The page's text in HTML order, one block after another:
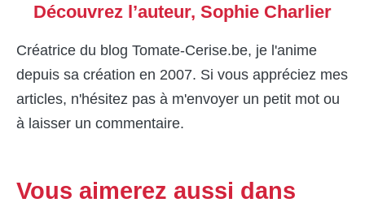
Découvrez l’auteur, Sophie Charlier
Créatrice du blog Tomate-Cerise.be, je l'anime
depuis sa création en 2007. Si vous appréciez mes
articles, n'hésitez pas à m'envoyer un petit mot ou
à laisser un commentaire.
Vous aimerez aussi dans